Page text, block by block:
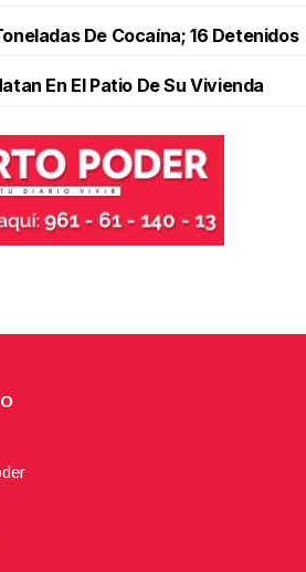
De Cocaína; 16 Detenidos
En El Patio De Su Vivienda